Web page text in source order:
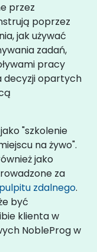
przez
poprzez
jak używać
zadań,
pracy
decyzji opartych
"szkolenie
na żywo".
jako
za
pulpitu zdalnego.
być
klienta w
NobleProg w